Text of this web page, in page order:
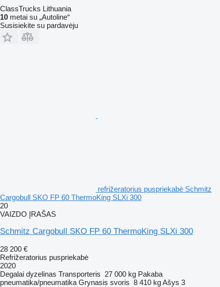
ClassTrucks Lithuania
10 metai su „Autoline“
Susisiekite su pardavėju
refrižeratorius puspriekabė Schmitz
Cargobull SKO FP 60 ThermoKing SLXi 300
20
VAIZDO ĮRAŠAS
Schmitz Cargobull SKO FP 60 ThermoKing SLXi 300
28 200 €
Refrižeratorius puspriekabė
2020
Degalai dyzelinas Transporteris 27 000 kg Pakaba
pneumatika/pneumatika Grynasis svoris 8 410 kgAšys 3